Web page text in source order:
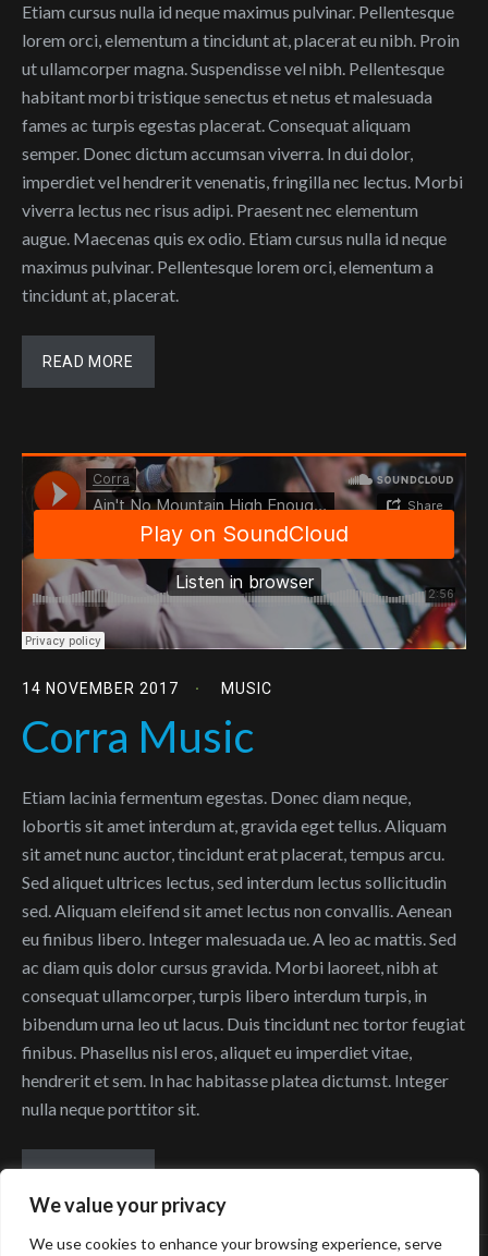
We value your privacy
We use cookies to enhance your browsing experience, serve
Etiam cursus nulla id neque maximus pulvinar. Pellentesque
lorem orci, elementum a tincidunt at, placerat eu nibh. Proin
ut ullamcorper magna. Suspendisse vel nibh. Pellentesque
habitant morbi tristique senectus et netus et malesuada
fames ac turpis egestas placerat. Consequat aliquam
semper. Donec dictum accumsan viverra. In dui dolor,
imperdiet vel hendrerit venenatis, fringilla nec lectus. Morbi
viverra lectus nec risus adipi. Praesent nec elementum
augue. Maecenas quis ex odio. Etiam cursus nulla id neque
maximus pulvinar. Pellentesque lorem orci, elementum a
tincidunt at, placerat.
READ MORE
14 NOVEMBER 2017 MUSIC
Corra Music
Etiam lacinia fermentum egestas. Donec diam neque,
lobortis sit amet interdum at, gravida eget tellus. Aliquam
sit amet nunc auctor, tincidunt erat placerat, tempus arcu.
Sed aliquet ultrices lectus, sed interdum lectus sollicitudin
sed. Aliquam eleifend sit amet lectus non convallis. Aenean
eu finibus libero. Integer malesuada ue. A leo ac mattis. Sed
ac diam quis dolor cursus gravida. Morbi laoreet, nibh at
consequat ullamcorper, turpis libero interdum turpis, in
bibendum urna leo ut lacus. Duis tincidunt nec tortor feugiat
finibus. Phasellus nisl eros, aliquet eu imperdiet vitae,
hendrerit et sem. In hac habitasse platea dictumst. Integer
nulla neque porttitor sit.